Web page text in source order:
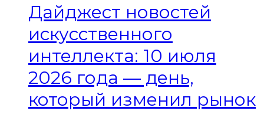
Дайджест новостей
искусственного
интеллекта: 10 июля
2026 года — день,
который изменил рынок